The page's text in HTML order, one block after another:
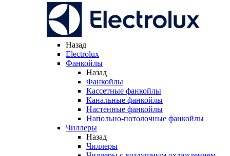
Назад
Electrolux
Фанкойлы
Назад
Фанкойлы
Кассетные фанкойлы
Канальные фанкойлы
Настенные фанкойлы
Напольно-потолочные фанкойлы
Чиллеры
Назад
Чиллеры